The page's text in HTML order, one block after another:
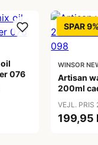
076
SPAR 9%
WINSOR
Artisan
200ml
VEJL. PRIS
199,95